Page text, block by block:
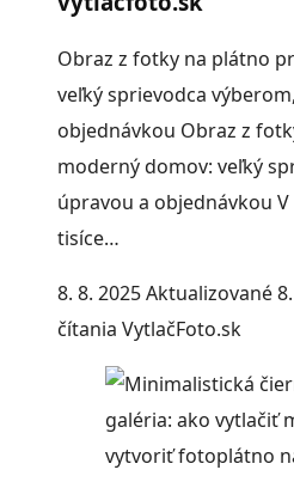
Obraz z fotky na plátno
veľký sprievodca
objednávkou Obraz z
moderný domov: veľký
úpravou a objednávkou
tisíce…
8. 8. 2025Aktualizované
čítania VytlačFoto.sk